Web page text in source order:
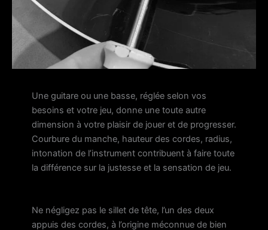
Une guitare ou une basse, réglée selon vos
besoins et votre jeu, donne une toute autre
dimension à votre plaisir de jouer et de progresser.
Courbure du manche, hauteur des cordes, radius,
intonation de l’instrument contribuent à faire toute
la différence sur la justesse et la sensation de jeu.
Ne négligez pas le sillet de tête, l’un des deux
appuis des cordes, à l’origine méconnue de bien